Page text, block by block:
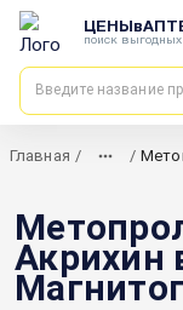
поиск
Главная / /
Акрихин